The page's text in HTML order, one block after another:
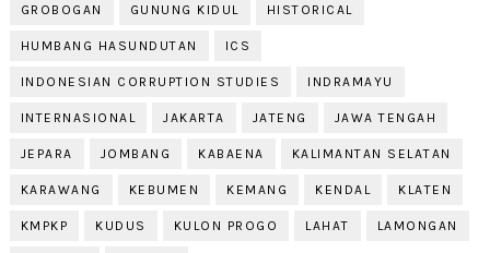
GROBOGAN GUNUNG KIDUL HISTORICAL
HUMBANG HASUNDUTAN ICS
INDONESIAN CORRUPTION STUDIES INDRAMAYU
INTERNASIONAL JAKARTA JATENG JAWA TENGAH
JEPARA JOMBANG KABAENA KALIMANTAN SELATAN
KARAWANG KEBUMEN KEMANG KENDAL KLATEN
KMPKP KUDUS KULON PROGO LAHAT LAMONGAN